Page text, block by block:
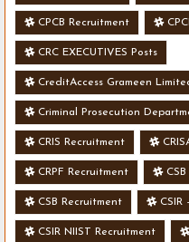
CPCB Recruitment
CRC EXECUTIVES Posts
CreditAccess Grameen
Criminal Prosecution
CRIS Recruitment
CRPF Recruitment
CSB Recruitment CSIR
CSIR NIIST Recruitment